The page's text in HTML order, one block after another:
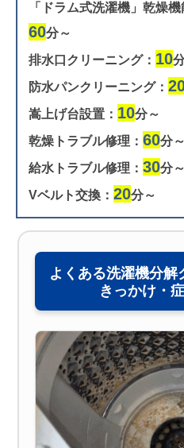
「ドラム式洗濯機」乾燥
60分～
排水口クリーニング： 10
防水パンクリーニング：
嵩上げ台設置： 10分～
乾燥トラブル修理： 60分～
給水トラブル修理： 30分～
Vベルト交換： 20分～
よくある洗濯機分
きっかけ・